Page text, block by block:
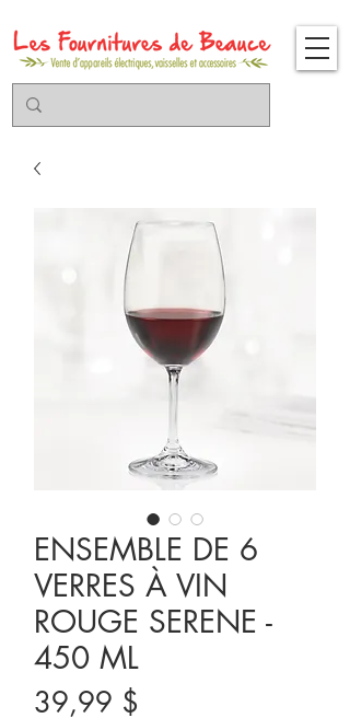
ENSEMBLE DE 6
VERRES À VIN
ROUGE SERENE -
450 ML
39,99 $